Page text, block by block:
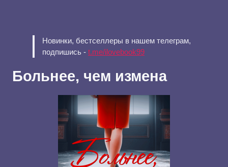
Новинки, бестселлеры в нашем телеграм,
подпишись - t.me/ilovebook99
Больнее, чем измена